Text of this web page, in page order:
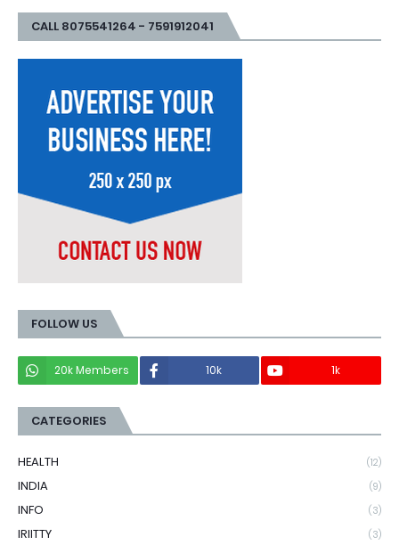
CALL 8075541264 - 7591912041
FOLLOW US
20k Members 10k 1k
CATEGORIES
HEALTH (12)
INDIA (9)
INFO (3)
IRIITTY (3)